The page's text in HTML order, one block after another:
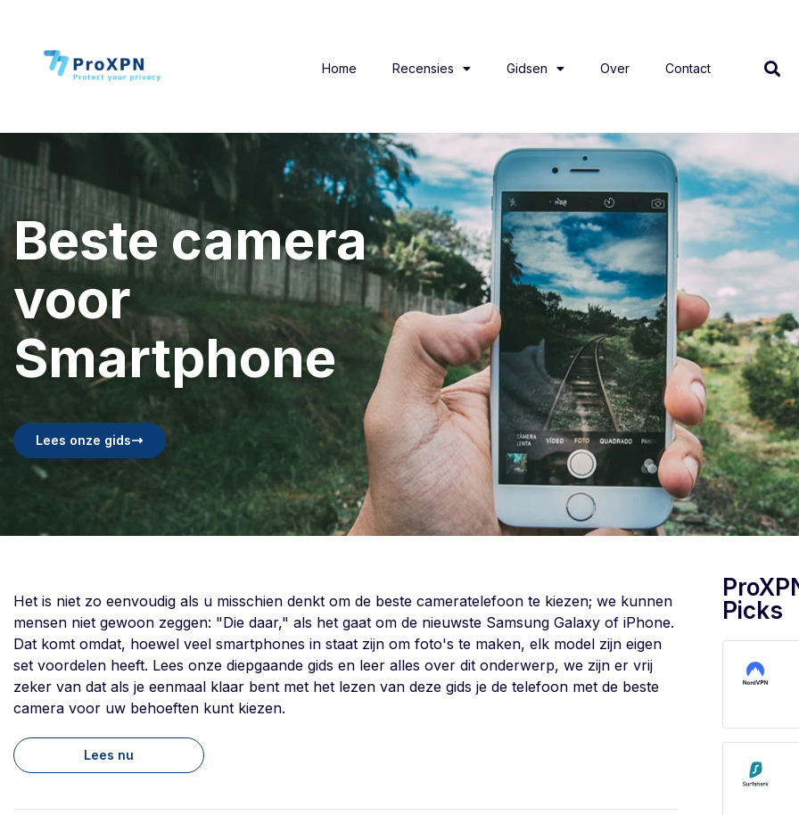
Home Recensies Gidsen Over Contact
Beste camera
voor
Smartphone
Lees onze gids
Het is niet zo eenvoudig als u misschien denkt om de beste cameratelefoon te kiezen; we kunnen
mensen niet gewoon zeggen: "Die daar," als het gaat om de nieuwste Samsung Galaxy of iPhone.
Dat komt omdat, hoewel veel smartphones in staat zijn om foto's te maken, elk model zijn eigen
set voordelen heeft. Lees onze diepgaande gids en leer alles over dit onderwerp, we zijn er vrij
zeker van dat als je eenmaal klaar bent met het lezen van deze gids je de telefoon met de beste
camera voor uw behoeften kunt kiezen.
Lees nu
Picks